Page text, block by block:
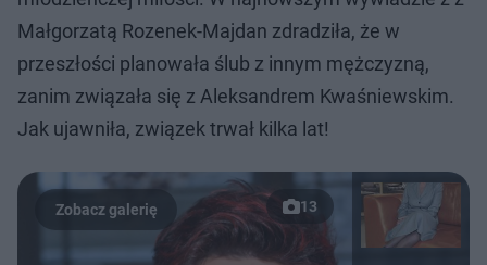
Małgorzatą Rozenek-Majdan zdradziła, że w
przeszłości planowała ślub z innym mężczyzną,
zanim związała się z Aleksandrem Kwaśniewskim.
Jak ujawniła, związek trwał kilka lat!
13